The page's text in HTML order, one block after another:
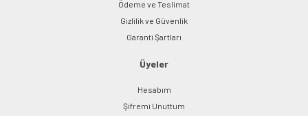
Ödeme ve Teslimat
Gizlilik ve Güvenlik
Garanti Şartları
Üyeler
Hesabım
Şifremi Unuttum